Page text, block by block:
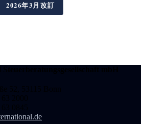
2026年3月改訂